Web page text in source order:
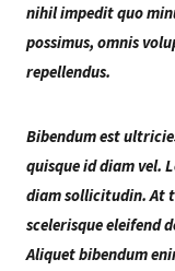
nihil impedit quo
possimus, omnis
repellendus.
Bibendum est
quisque id diam vel.
diam sollicitudin. At
scelerisque eleifend
Aliquet bibendum